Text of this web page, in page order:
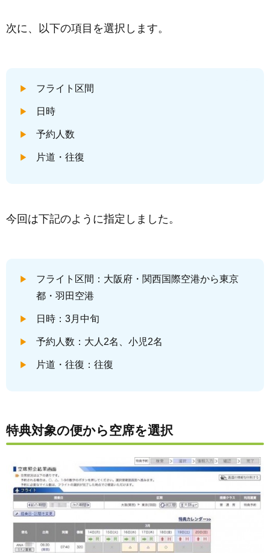
次に、以下の項目を選択します。
フライト区間
日時
予約人数
片道・往復
今回は下記のように指定しました。
フライト区間：大阪府・関西国際空港から東京
都・羽田空港
日時：3月中旬
予約人数：大人2名、小児2名
片道・往復：往復
特典対象の便から空席を選択